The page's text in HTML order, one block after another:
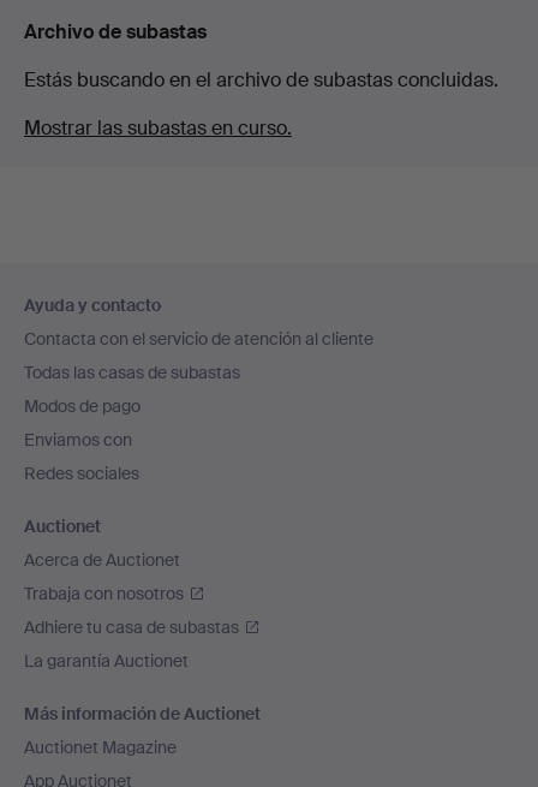
Archivo de subastas
Estás buscando en el archivo de subastas concluidas.
Mostrar las subastas en curso.
en
el
pie
de
página
Ayuda y contacto
Contacta con el servicio de atención al cliente
Todas las casas de subastas
Modos de pago
Enviamos con
Redes sociales
Auctionet
Acerca de Auctionet
Trabaja con nosotros
Adhiere tu casa de subastas
La garantía Auctionet
Más información de Auctionet
Auctionet Magazine
App Auctionet